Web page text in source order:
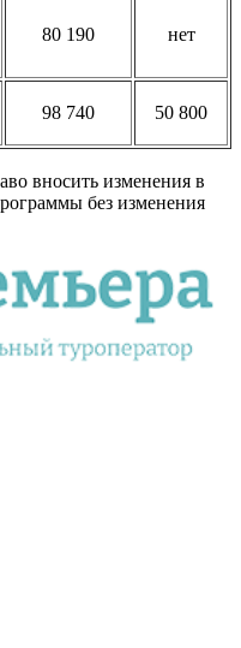
80 190 нет
98 740 50 800
вносить изменения в
без изменения